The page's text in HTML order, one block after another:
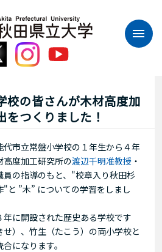
校の皆さんが木材高度加
つくりました！
市立常盤小学校の１年生から４年
高度加工研究所の渡辺千明准教授 ・
員の指導のもと、"校章入り秋田杉
と ”木” についての学習をしまし
に開設された歴史ある学校です
）、竹生（たこう）の両小学校と
になります。